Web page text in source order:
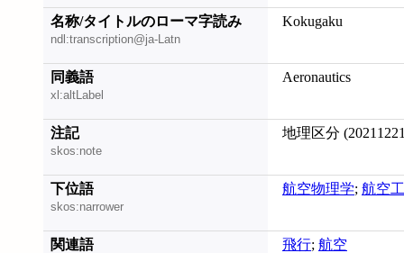
名称/タイトルのローマ字読み
ndl:transcription@ja-Latn
Kokugaku
同義語
xl:altLabel
Aeronautics
注記
skos:note
地理区分
下位語
skos:narrower
航空物理学; 航空
関連語 飛行; 航空